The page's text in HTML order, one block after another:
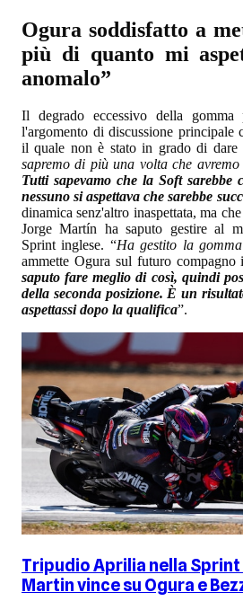
Ogura soddisfatto a
più di quanto mi
anomalo”
Il degrado eccessivo della gomma
l'argomento di discussione principale
il quale non è stato in grado di dare
sapremo di più una volta che
Tutti sapevamo che la Soft
nessuno si aspettava che sarebbe
dinamica senz'altro inaspettata, ma
Jorge Martín ha saputo gestire al
Sprint inglese. “Ha gestito la
ammette Ogura sul futuro
saputo fare meglio di così, quindi
della seconda posizione. È un
aspettassi dopo la qualifica”.
Tripudio Aprilia nella
Martin vince su Ogura e